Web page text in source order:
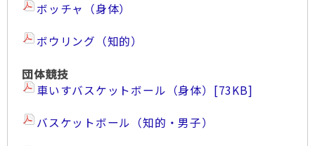
​ボッチャ（身体）
ボウリング（知的）
団体競技
車いすバスケットボール（身体） [73KB]
バスケットボール（知的・男子）